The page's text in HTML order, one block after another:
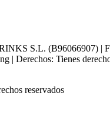
S.L. (B96066907) |
Derechos: Tienes
reservados